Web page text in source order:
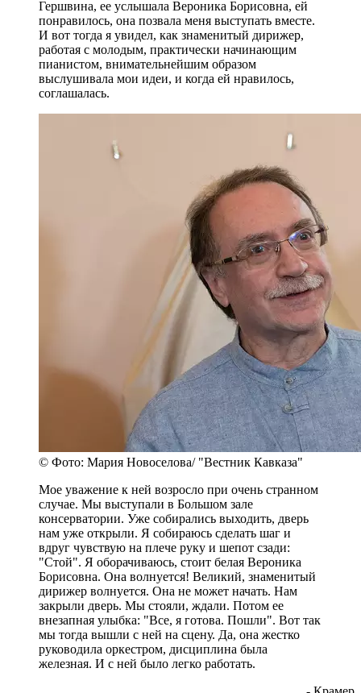
Гершвина, ее услышала Вероника Борисовна, ей
понравилось, она позвала меня выступать вместе.
И вот тогда я увидел, как знаменитый дирижер,
работая с молодым, практически начинающим
пианистом, внимательнейшим образом
выслушивала мои идеи, и когда ей нравилось,
соглашалась.
© Фото: Мария Новоселова/ "Вестник Кавказа"
Мое уважение к ней возросло при очень странном
случае. Мы выступали в Большом зале
консерватории. Уже собирались выходить, дверь
нам уже открыли. Я собираюсь сделать шаг и
вдруг чувствую на плече руку и шепот сзади:
"Стой". Я оборачиваюсь, стоит белая Вероника
Борисовна. Она волнуется! Великий, знаменитый
дирижер волнуется. Она не может начать. Нам
закрыли дверь. Мы стояли, ждали. Потом ее
внезапная улыбка: "Все, я готова. Пошли". Вот так
мы тогда вышли с ней на сцену. Да, она жестко
руководила оркестром, дисциплина была
железная. И с ней было легко работать.